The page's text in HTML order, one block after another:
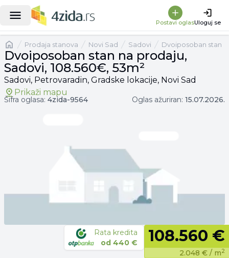
Postavi oglasUloguj se
|
Naslovnaprodaja stanova Novi Sad Sadovi Dvoiposoban stan
Dvoiposoban stan na prodaju,
Sadovi, 108.560€, 53m²
Sadovi, Petrovaradin, Gradske lokacije, Novi Sad
Prikaži mapu
Šifra oglasa: 4zida-9564 Oglas ažuriran: 15.07.2026.
Rata kredita
od 440 € 108.560 €
2.048 € / m2